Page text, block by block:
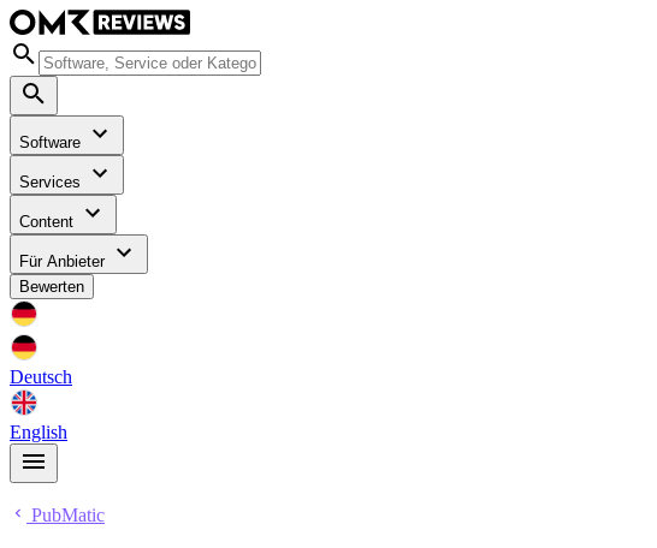
Software
Services
Content
Für Anbieter
Bewerten
Deutsch
English
PubMatic